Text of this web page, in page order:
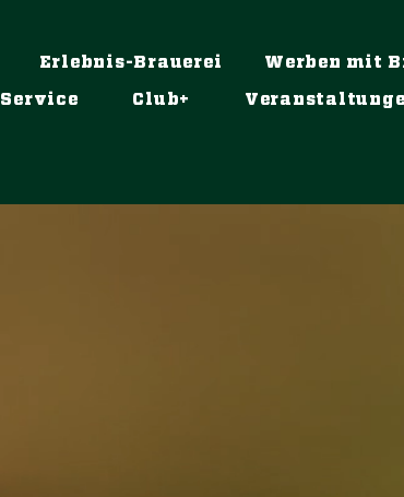
Erlebnis-Brauerei Werben mit
Service Club+